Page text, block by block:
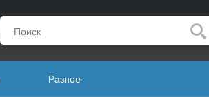
Разное